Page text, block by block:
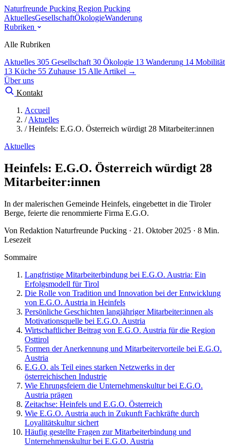
Naturfreunde Pucking Region Pucking
AktuellesGesellschaftÖkologieWanderung
Rubriken
Alle Rubriken
Aktuelles 305 Gesellschaft 30 Ökologie 13 Wanderung 14 Mobilität
13 Küche 55 Zuhause 15 Alle Artikel →
Über uns
Kontakt
Accueil
/ Aktuelles
/ Heinfels: E.G.O. Österreich würdigt 28 Mitarbeiter:innen
Aktuelles
Heinfels: E.G.O. Österreich würdigt 28
Mitarbeiter:innen
In der malerischen Gemeinde Heinfels, eingebettet in die Tiroler
Berge, feierte die renommierte Firma E.G.O.
Von Redaktion Naturfreunde Pucking · 21. Oktober 2025 · 8 Min.
Lesezeit
Sommaire
Langfristige Mitarbeiterbindung bei E.G.O. Austria: Ein
Erfolgsmodell für Tirol
Die Rolle von Tradition und Innovation bei der Entwicklung
von E.G.O. Austria in Heinfels
Persönliche Geschichten langjähriger Mitarbeiter:innen als
Motivationsquelle bei E.G.O. Austria
Wirtschaftlicher Beitrag von E.G.O. Austria für die Region
Osttirol
Formen der Anerkennung und Mitarbeitervorteile bei E.G.O.
Austria
E.G.O. als Teil eines starken Netzwerks in der
österreichischen Industrie
Wie Ehrungsfeiern die Unternehmenskultur bei E.G.O.
Austria prägen
Zeitachse: Heinfels und E.G.O. Österreich
Wie E.G.O. Austria auch in Zukunft Fachkräfte durch
Loyalitätskultur sichert
Häufig gestellte Fragen zur Mitarbeiterbindung und
Unternehmenskultur bei E.G.O. Austria